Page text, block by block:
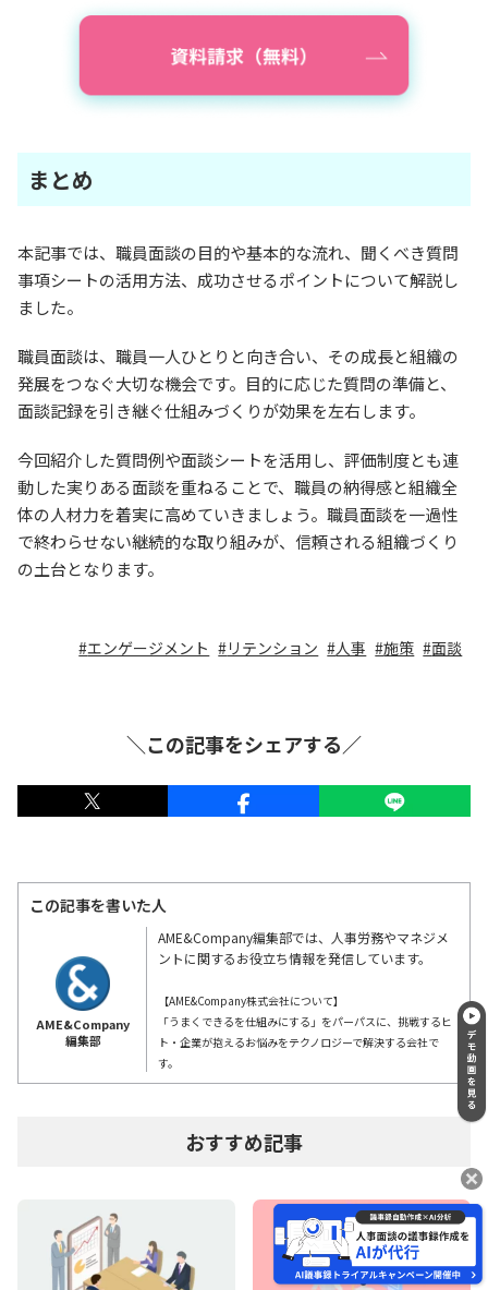
まとめ
本記事では、職員面談の目的や基本的な流れ、聞くべき質問
事項シートの活用方法、成功させるポイントについて解説し
ました。
職員面談は、職員一人ひとりと向き合い、その成長と組織の
発展をつなぐ大切な機会です。目的に応じた質問の準備と、
面談記録を引き継ぐ仕組みづくりが効果を左右します。
今回紹介した質問例や面談シートを活用し、評価制度とも連
動した実りある面談を重ねることで、職員の納得感と組織全
体の人材力を着実に高めていきましょう。職員面談を一過性
で終わらせない継続的な取り組みが、信頼される組織づくり
の土台となります。
エンゲージメント リテンション 人事 施策 面談
＼この記事をシェアする／
この記事を書いた人
AME&Company
編集部
AME&Company編集部では、人事労務やマネジメ
ントに関するお役立ち情報を発信しています。
【AME&Company株式会社について】
「うまくできるを仕組みにする」をパーパスに、挑戦するヒ
ト・企業が抱えるお悩みをテクノロジーで解決する会社で
す。
おすすめ記事